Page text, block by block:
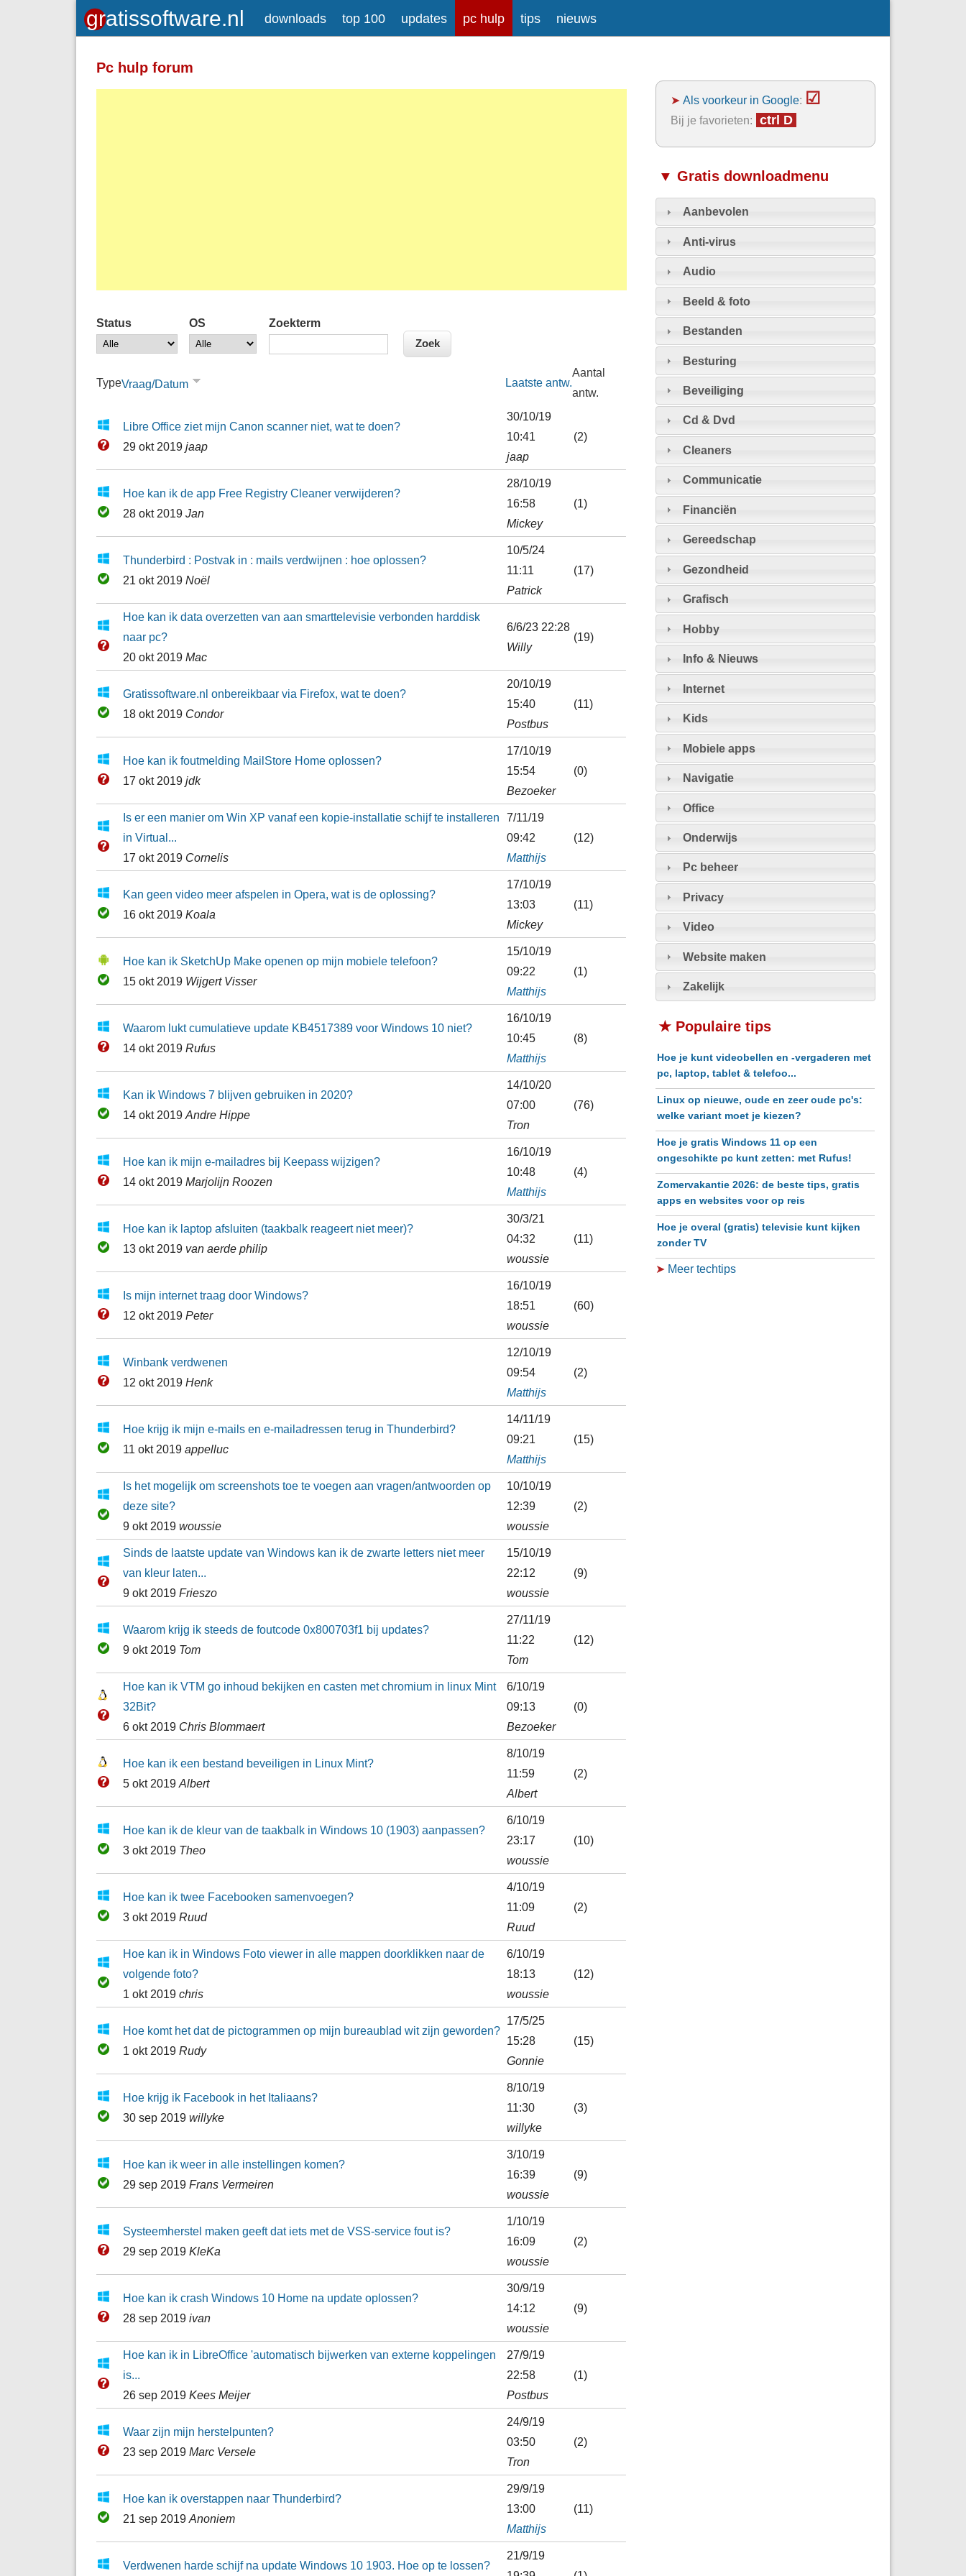
downloads top 100 updates pc hulp tips nieuws
Pc hulp forum
Status OS Zoekterm
TypeVraag/Datum Laatste antw.
Aantal
antw.
Libre Office ziet mijn Canon scanner niet, wat te doen?
29 okt 2019 jaap
30/10/19
10:41
jaap
(2)
Hoe kan ik de app Free Registry Cleaner verwijderen?
28 okt 2019 Jan
28/10/19
16:58
Mickey
(1)
Thunderbird : Postvak in : mails verdwijnen : hoe oplossen?
21 okt 2019 Noël
10/5/24
11:11
Patrick
(17)
Hoe kan ik data overzetten van aan smarttelevisie verbonden harddisk
naar pc?
20 okt 2019 Mac
6/6/23 22:28
Willy
(19)
Gratissoftware.nl onbereikbaar via Firefox, wat te doen?
18 okt 2019 Condor
20/10/19
15:40
Postbus
(11)
Hoe kan ik foutmelding MailStore Home oplossen?
17 okt 2019 jdk
17/10/19
15:54
Bezoeker
(0)
Is er een manier om Win XP vanaf een kopie-installatie schijf te installeren
in Virtual...
17 okt 2019 Cornelis
7/11/19
09:42
Matthijs
(12)
Kan geen video meer afspelen in Opera, wat is de oplossing?
16 okt 2019 Koala
17/10/19
13:03
Mickey
(11)
Hoe kan ik SketchUp Make openen op mijn mobiele telefoon?
15 okt 2019 Wijgert Visser
15/10/19
09:22
Matthijs
(1)
Waarom lukt cumulatieve update KB4517389 voor Windows 10 niet?
14 okt 2019 Rufus
16/10/19
10:45
Matthijs
(8)
Kan ik Windows 7 blijven gebruiken in 2020?
14 okt 2019 Andre Hippe
14/10/20
07:00
Tron
(76)
Hoe kan ik mijn e-mailadres bij Keepass wijzigen?
14 okt 2019 Marjolijn Roozen
16/10/19
10:48
Matthijs
(4)
Hoe kan ik laptop afsluiten (taakbalk reageert niet meer)?
13 okt 2019 van aerde philip
30/3/21
04:32
woussie
(11)
Is mijn internet traag door Windows?
12 okt 2019 Peter
16/10/19
18:51
woussie
(60)
Winbank verdwenen
12 okt 2019 Henk
12/10/19
09:54
Matthijs
(2)
Hoe krijg ik mijn e-mails en e-mailadressen terug in Thunderbird?
11 okt 2019 appelluc
14/11/19
09:21
Matthijs
(15)
Is het mogelijk om screenshots toe te voegen aan vragen/antwoorden op
deze site?
9 okt 2019 woussie
10/10/19
12:39
woussie
(2)
Sinds de laatste update van Windows kan ik de zwarte letters niet meer
van kleur laten...
9 okt 2019 Frieszo
15/10/19
22:12
woussie
(9)
Waarom krijg ik steeds de foutcode 0x800703f1 bij updates?
9 okt 2019 Tom
27/11/19
11:22
Tom
(12)
Hoe kan ik VTM go inhoud bekijken en casten met chromium in linux Mint
32Bit?
6 okt 2019 Chris Blommaert
6/10/19
09:13
Bezoeker
(0)
Hoe kan ik een bestand beveiligen in Linux Mint?
5 okt 2019 Albert
8/10/19
11:59
Albert
(2)
Hoe kan ik de kleur van de taakbalk in Windows 10 (1903) aanpassen?
3 okt 2019 Theo
6/10/19
23:17
woussie
(10)
Hoe kan ik twee Facebooken samenvoegen?
3 okt 2019 Ruud
4/10/19
11:09
Ruud
(2)
Hoe kan ik in Windows Foto viewer in alle mappen doorklikken naar de
volgende foto?
1 okt 2019 chris
6/10/19
18:13
woussie
(12)
Hoe komt het dat de pictogrammen op mijn bureaublad wit zijn geworden?
1 okt 2019 Rudy
17/5/25
15:28
Gonnie
(15)
Hoe krijg ik Facebook in het Italiaans?
30 sep 2019 willyke
8/10/19
11:30
willyke
(3)
Hoe kan ik weer in alle instellingen komen?
29 sep 2019 Frans Vermeiren
3/10/19
16:39
woussie
(9)
Systeemherstel maken geeft dat iets met de VSS-service fout is?
29 sep 2019 KleKa
1/10/19
16:09
woussie
(2)
Hoe kan ik crash Windows 10 Home na update oplossen?
28 sep 2019 ivan
30/9/19
14:12
woussie
(9)
Hoe kan ik in LibreOffice 'automatisch bijwerken van externe koppelingen
is...
26 sep 2019 Kees Meijer
27/9/19
22:58
Postbus
(1)
Waar zijn mijn herstelpunten?
23 sep 2019 Marc Versele
24/9/19
03:50
Tron
(2)
Hoe kan ik overstappen naar Thunderbird?
21 sep 2019 Anoniem
29/9/19
13:00
Matthijs
(11)
Verdwenen harde schijf na update Windows 10 1903. Hoe op te lossen?
21/9/19
➤Als voorkeur in Google: ☑
Bij je favorieten: ctrl D
▼ Gratis downloadmenu
Aanbevolen
Anti-virus
Audio
Beeld & foto
Bestanden
Besturing
Beveiliging
Cd & Dvd
Cleaners
Communicatie
Financiën
Gereedschap
Gezondheid
Grafisch
Hobby
Info & Nieuws
Internet
Kids
Mobiele apps
Navigatie
Office
Onderwijs
Pc beheer
Privacy
Video
Website maken
Zakelijk
★ Populaire tips
Hoe je kunt videobellen en -vergaderen met
pc, laptop, tablet & telefoo...
Linux op nieuwe, oude en zeer oude pc's:
welke variant moet je kiezen?
Hoe je gratis Windows 11 op een
ongeschikte pc kunt zetten: met Rufus!
Zomervakantie 2026: de beste tips, gratis
apps en websites voor op reis
Hoe je overal (gratis) televisie kunt kijken
zonder TV
➤ Meer techtips